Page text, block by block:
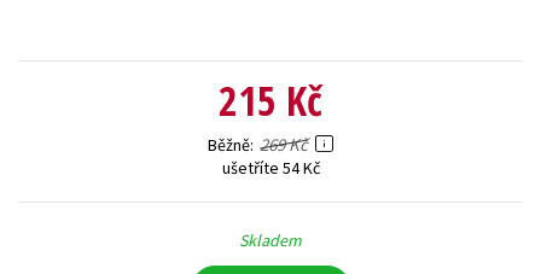
215 Kč
Běžně 269 Kč
ušetříte 54 Kč
Skladem